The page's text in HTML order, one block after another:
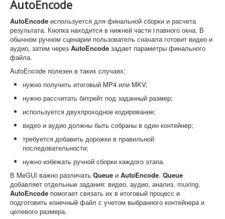
AutoEncode
AutoEncode используется для финальной сборки и расчета
результата. Кнопка находится в нижней части главного окна. В
обычном ручном сценарии пользователь сначала готовит видео и
аудио, затем через AutoEncode задает параметры финального
файла.
AutoEncode полезен в таких случаях:
нужно получить итоговый MP4 или MKV;
нужно рассчитать битрейт под заданный размер;
используется двухпроходное кодирование;
видео и аудио должны быть собраны в один контейнер;
требуется добавить дорожки в правильной
последовательности;
нужно избежать ручной сборки каждого этапа.
В MeGUI важно различать Queue и AutoEncode. Queue
добавляет отдельные задания: видео, аудио, анализ, muxing.
AutoEncode помогает связать их в итоговый процесс и
подготовить конечный файл с учетом выбранного контейнера и
целевого размера.